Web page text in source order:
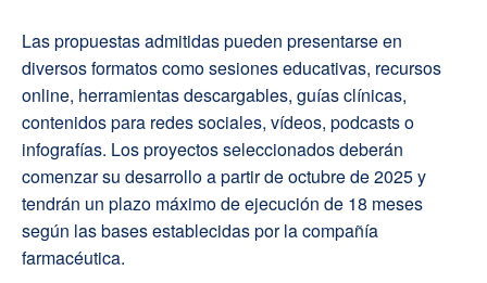
Las propuestas admitidas pueden presentarse en
diversos formatos como sesiones educativas, recursos
online, herramientas descargables, guías clínicas,
contenidos para redes sociales, vídeos, podcasts o
infografías. Los proyectos seleccionados deberán
comenzar su desarrollo a partir de octubre de 2025 y
tendrán un plazo máximo de ejecución de 18 meses
según las bases establecidas por la compañía
farmacéutica.